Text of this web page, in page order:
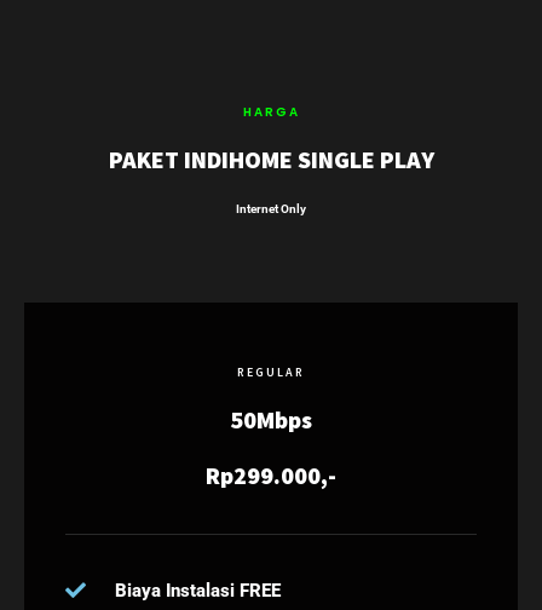
HARGA
PAKET INDIHOME SINGLE PLAY
Internet Only
REGULAR
50Mbps
Rp299.000,-
Biaya Instalasi FREE